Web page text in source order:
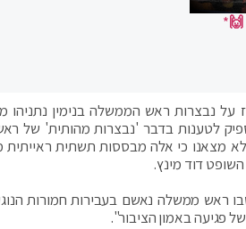
🙌*
נבצרות ראש הממשלה בנימין נתניהו
לטענות בדבר 'נבצרות מהותית' של
מצאנו כי אלה מבססות תשתית ראייתית
דוד מינץ.
ראש ממשלה נאשם בעבירות חמורות
פגיעה באמון הציבור".